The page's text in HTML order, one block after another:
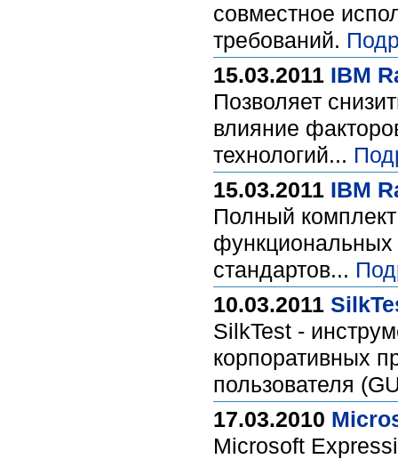
совместное
требований.
15.03.2011 IBM
Позволяет
влияние
технологий...
15.03.2011 IBM
Полный
стандартов...
10.03.2011
SilkTest -
корпоративных
пользователя
17.03.2010
Microsoft